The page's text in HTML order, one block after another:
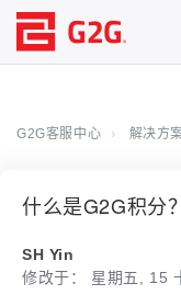
G2G客服中心 解决方
什么是G2G积分？
SH Yin
修改于： 星期五, 15